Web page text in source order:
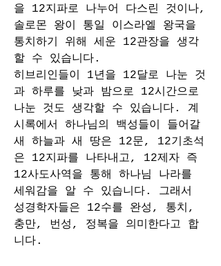
을 12지파로 나누어 다스린 것이나,
솔로몬 왕이 통일 이스라엘 왕국을
통치하기 위해 세운 12관장을 생각
할 수 있습니다.
히브리인들이 1년을 12달로 나눈 것
과 하루를 낮과 밤으로 12시간으로
나눈 것도 생각할 수 있습니다. 계
시록에서 하나님의 백성들이 들어갈
새 하늘과 새 땅은 12문, 12기초석
은 12지파를 나타내고, 12제자 즉
12사도사역을 통해 하나님 나라를
세워감을 알 수 있습니다. 그래서
성경학자들은 12수를 완성, 통치,
충만, 번성, 정복을 의미한다고 합
니다.